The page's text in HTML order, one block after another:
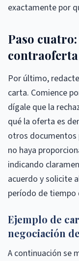
exactamente por
Paso
contraoferta
Por último,
carta. Comience
dígale que la
qué la oferta es
otros documentos
no haya
indicando
acuerdo y solicite
período de
Ejemplo de
negociación
A continuación se